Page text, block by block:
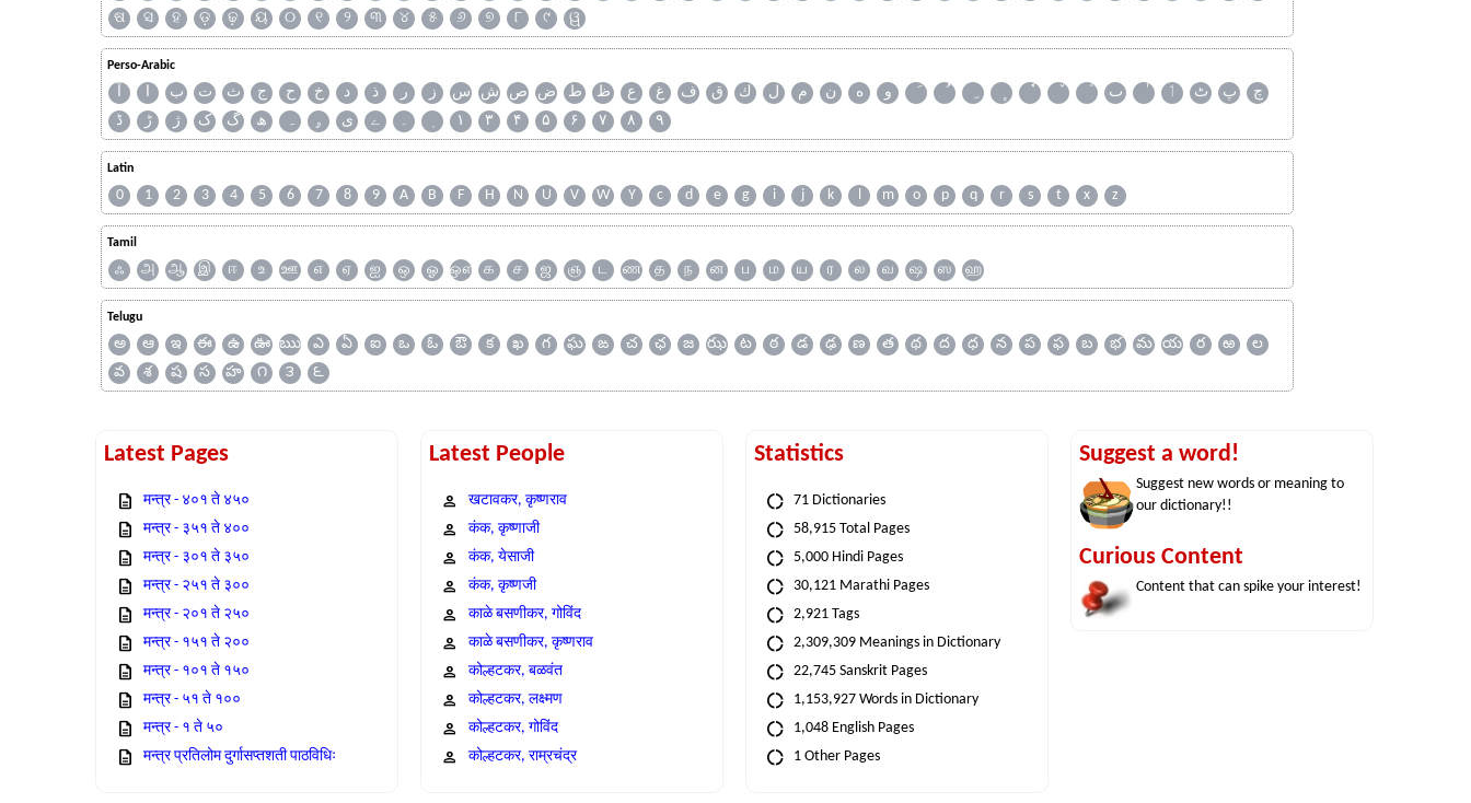
ଷ
ସ ହ ଡ଼ ଢ଼ ୟ ୦ ୧ ୨ ୩ ୪ ୫ ୬ ୭ ୮ ୯ ୱ
Perso-Arabic
آ ا ب ت ث ج ح خ د ذ ر ز س ش ص ض ط ظ ع غ ف ق ك ل م ن ه و ٮ ٲ ٹ پ
چ
ڈ
ڑ ژ ک گ ھ ہ ۄ ی ے ۔ ۱ ۳ ۴ ۵ ۶ ۷ ۸ ۹
Latin
0 1 2 3 4 5 6 7 8 9 A B F H N U V W Y c d e g i j k l m o p q r s t x z
Tamil
ஃ அ ஆ இ ஈ உ ஊ எ ஏ ஐ ஒ ஓ ஔ க ச ஜ ஞ ட ண த ந ன ப ம ய ர ல வ ஷ ஸ ஹ
Telugu
అ ఆ ఇ ఈ ఉ ఊ ఋ ఎ ఏ ఐ ఒ ఓ ఔ క ఖ గ ఘ ఙ చ ఛ జ ఝ ట ఠ డ ఢ ణ త థ ద ధ న ప ఫ బ భ మ య ర ఱ
ల
వ
శ ష స హ ౧ ౩ ౬
Latest Pages
मन्त्र - ४०१ ते ४५०
मन्त्र - ३५१ ते ४००
मन्त्र - ३०१ ते ३५०
मन्त्र - २५१ ते ३००
मन्त्र - २०१ ते २५०
मन्त्र - १५१ ते २००
मन्त्र - १०१ ते १५०
मन्त्र - ५१ ते १००
मन्त्र - १ ते ५०
मन्त्र प्रतिलोम दुर्गासप्तशती पाठविधिः
Latest People
खटावकर, कृष्णराव
कंक, कृष्णाजी
कंक, येसाजी
कंक, कृष्णजी
काळे बसणीकर, गोविंद
काळे बसणीकर, कृष्णराव
कोल्हटकर, बळवंत
कोल्हटकर, लक्ष्मण
कोल्हटकर, गोविंद
कोल्हटकर, राम्रचंद्र
Statistics
71 Dictionaries
58,915 Total Pages
5,000 Hindi Pages
30,121 Marathi Pages
2,921 Tags
2,309,309 Meanings in Dictionary
22,745 Sanskrit Pages
1,153,927 Words in Dictionary
1,048 English Pages
1 Other Pages
Suggest a word!
Suggest new words or meaning to
our dictionary!!
Curious Content
Content that can spike your interest!